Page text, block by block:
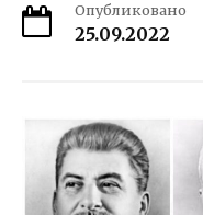
Опубликовано
25.09.2022